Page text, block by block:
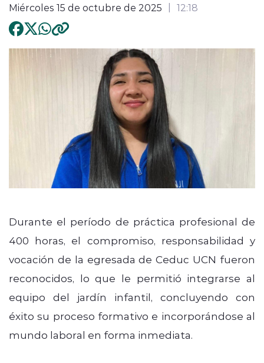
Miércoles 15 de octubre de 2025 12:18
Durante el período de práctica profesional de
400 horas, el compromiso, responsabilidad y
vocación de la egresada de Ceduc UCN fueron
reconocidos, lo que le permitió integrarse al
equipo del jardín infantil, concluyendo con
éxito su proceso formativo e incorporándose al
mundo laboral en forma inmediata.